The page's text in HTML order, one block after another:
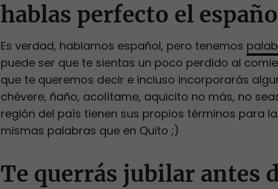
hablas perfecto el
Es verdad, hablamos español, pero tenemos
puede ser que te sientas un poco perdido al
que te queremos decir e incluso incorporarás
chévere, ñaño, acolítame, aquicito no más, no
región del país tienen sus propios términos para
mismas palabras que en Quito ;)
Te querrás jubilar antes